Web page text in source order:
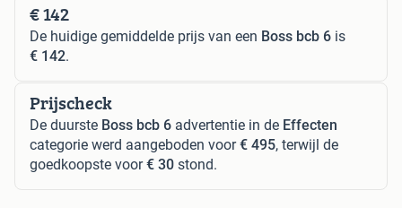
€ 142
De huidige gemiddelde prijs van een Boss bcb 6 is
€ 142.
Prijscheck
De duurste Boss bcb 6 advertentie in de Effecten
categorie werd aangeboden voor€ 495, terwijl de
goedkoopste voor€ 30 stond.